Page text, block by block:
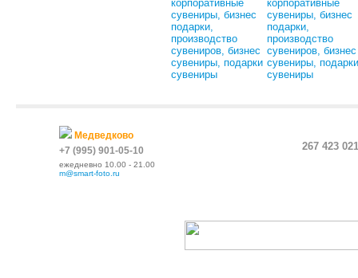
Медведково
+7 (995) 901-05-10
ежедневно 10.00 - 21.00
m@smart-foto.ru
267 423 021